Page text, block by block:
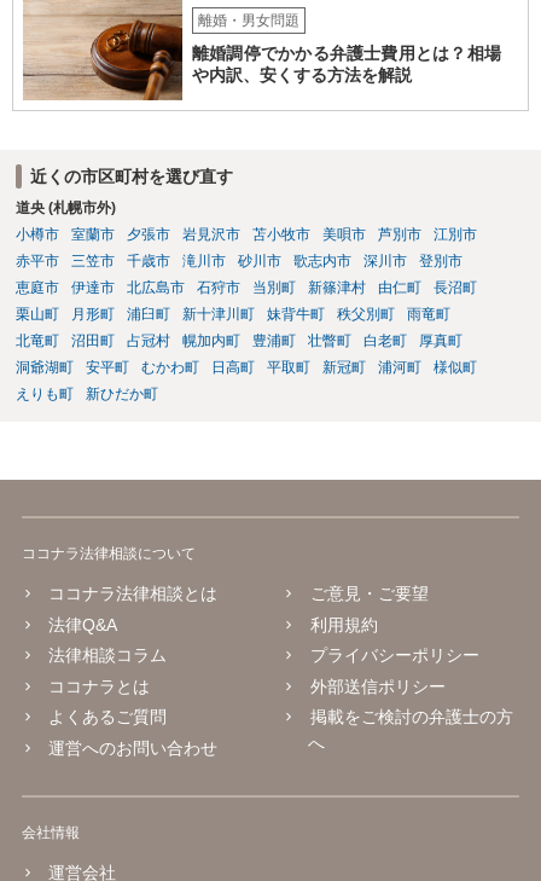
離婚・男女問題
離婚調停でかかる弁護士費用とは？相場
や内訳、安くする方法を解説
近くの市区町村を選び直す
道央 (札幌市外)
小樽市
室蘭市 夕張市 岩見沢市 苫小牧市 美唄市 芦別市
江別市
赤平市
三笠市 千歳市 滝川市 砂川市 歌志内市 深川市
登別市
恵庭市
伊達市 北広島市 石狩市 当別町 新篠津村 由仁町
長沼町
栗山町
月形町 浦臼町 新十津川町 妹背牛町 秩父別町
雨竜町
北竜町
沼田町 占冠村 幌加内町 豊浦町 壮瞥町 白老町
厚真町
洞爺湖町
安平町 むかわ町 日高町 平取町 新冠町 浦河町
様似町
えりも町
新ひだか町
ココナラ法律相談について
ココナラ法律相談とは
法律Q&A
法律相談コラム
ココナラとは
よくあるご質問
運営へのお問い合わせ
ご意見・ご要望
利用規約
プライバシーポリシー
外部送信ポリシー
掲載をご検討の弁護士の方
へ
会社情報
運営会社